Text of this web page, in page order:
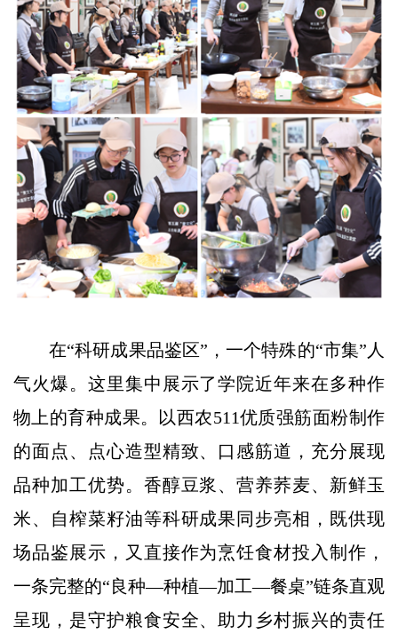
在“科研成果品鉴区”，一个特殊的“市集”人
气火爆。这里集中展示了学院近年来在多种作
物上的育种成果。以西农511优质强筋面粉制作
的面点、点心造型精致、口感筋道，充分展现
品种加工优势。香醇豆浆、营养荞麦、新鲜玉
米、自榨菜籽油等科研成果同步亮相，既供现
场品鉴展示，又直接作为烹饪食材投入制作，
一条完整的“良种—种植—加工—餐桌”链条直观
呈现，是守护粮食安全、助力乡村振兴的责任